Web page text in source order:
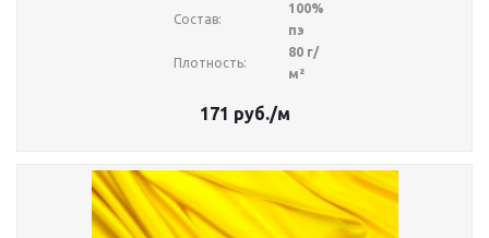
Состав:
100%
пэ
Плотность:
80 г/
м²
171 руб./м